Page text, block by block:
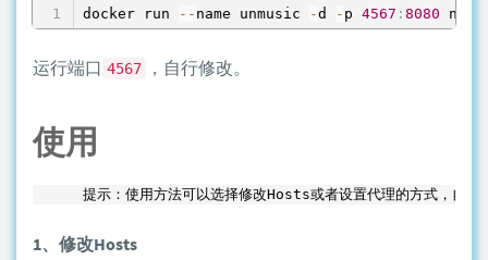
docker run -- name unmusic -d - p 4567 : 8080
运行端口 4567 ，自行修改。
使用
1、修改Hosts